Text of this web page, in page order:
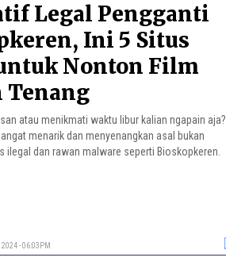
Legal Pengganti
Ini 5 Situs
Nonton Film
Tenang
atau menikmati waktu libur kalian ngapain aja?
menarik dan menyenangkan asal bukan
ilegal dan rawan malware seperti Bioskopkeren.
- 06:03PM